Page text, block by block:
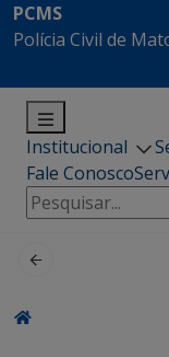
PCMS
Polícia Civil de
Institucional
Fale Conosco
Pesquisar
por: